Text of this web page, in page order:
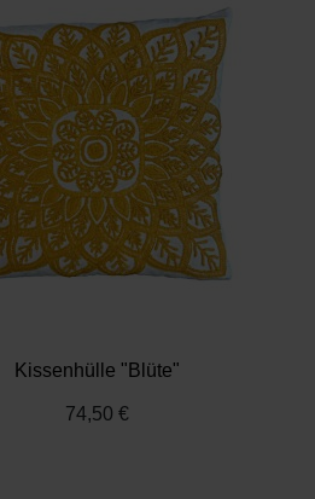
Kissenhülle "Blüte"
74,50 €